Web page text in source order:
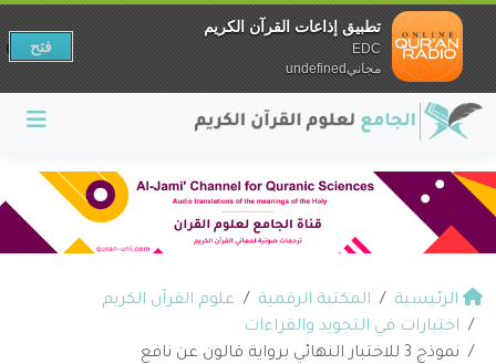
الرئيسية المكتبة الرقمية
علوم القرآن الكريم
اختبارات في التجويد والقراءات
نموذج 3 للاختبار النهائي برواية قالون عن نافع
تطبيق إذاعات القرآن الكريم
EDC
مجانيundefined
فتح